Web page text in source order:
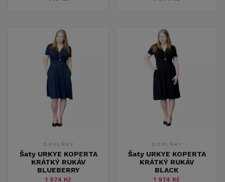
DOPLŇKY
Šaty URKYE KOPERTA
KRÁTKÝ RUKÁV
BLUEBERRY
1 974 Kč
DOPLŇKY
Šaty URKYE KOPERTA
KRÁTKÝ RUKÁV
BLACK
1 974 Kč